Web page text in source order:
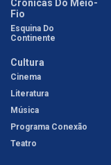
Crônicas Do Meio-
Fio
Esquina Do
Continente
Cultura
Cinema
Literatura
Música
Programa Conexão
Teatro